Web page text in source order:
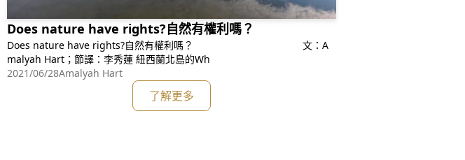
Does nature have rights?自然有權利嗎？
Does nature have rights?自然有權利嗎？ 文：A
malyah Hart；節譯：李秀蓮 紐西蘭北島的Wh
2021/06/28Amalyah Hart
了解更多